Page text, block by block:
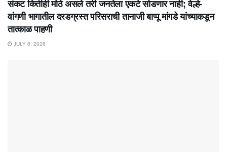
संकट कितीही मोठे असले तरी जनतेला एकटे सोडणार नाही; वेल्हे-
वांगणी भागातील दरडग्रस्त परिसराची तानाजी बाप्पू मांगडे यांच्याकडून
तात्काळ पाहणी
JULY 8, 2026